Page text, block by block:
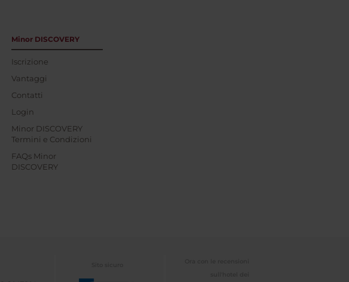
Minor DISCOVERY
Iscrizione
Vantaggi
Contatti
Login
Minor DISCOVERY
Termini e Condizioni
FAQs Minor
DISCOVERY